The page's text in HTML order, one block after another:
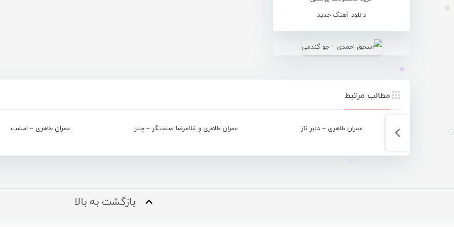
دانلود آهنگ جدید
مطالب مرتبط
عمران طاهری – دلبر ناز عمران طاهری و غلامرضا صنعتگر – چتر عمران طاهری – امشب
بازگشت به بالا